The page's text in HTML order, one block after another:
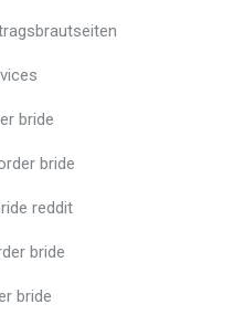
bride
bride
reddit
bride
bride